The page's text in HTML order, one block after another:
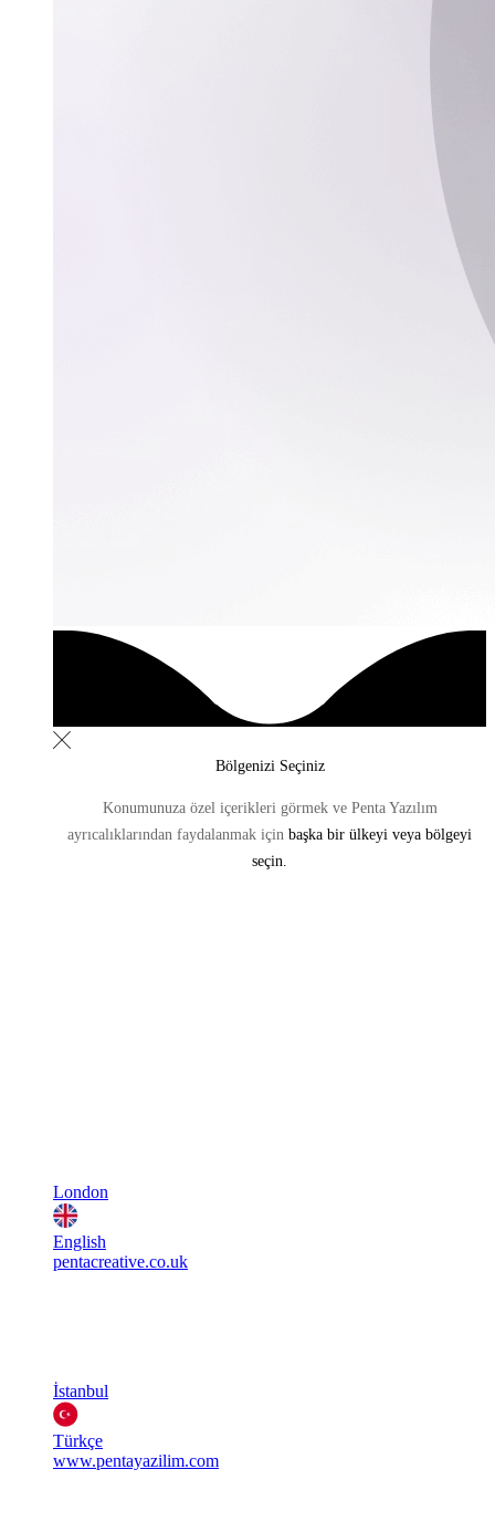
Bölgenizi Seçiniz
Konumunuza özel içerikleri görmek ve Penta Yazılım
ayrıcalıklarından faydalanmak için başka bir ülkeyi veya bölgeyi
seçin.
London
English
pentacreative.co.uk
İstanbul
Türkçe
www.pentayazilim.com